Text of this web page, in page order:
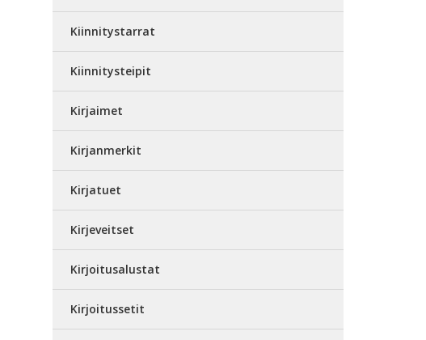
Kiinnitystarrat
Kiinnitysteipit
Kirjaimet
Kirjanmerkit
Kirjatuet
Kirjeveitset
Kirjoitusalustat
Kirjoitussetit